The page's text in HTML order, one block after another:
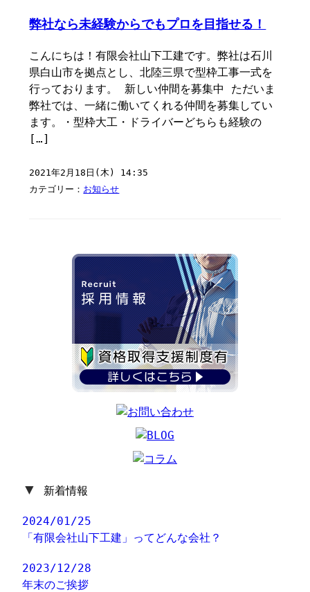
弊社なら未経験からでもプロを目指せる！
こんにちは！有限会社山下工建です。弊社は石川
県白山市を拠点とし、北陸三県で型枠工事一式を
行っております。 新しい仲間を募集中 ただいま
弊社では、一緒に働いてくれる仲間を募集してい
ます。・型枠大工・ドライバーどちらも経験の
[…]
2021年2月18日(木) 14:35
カテゴリー： お知らせ
▼ 新着情報
2024/01/25
「有限会社山下工建」ってどんな会社？
2023/12/28
年末のご挨拶